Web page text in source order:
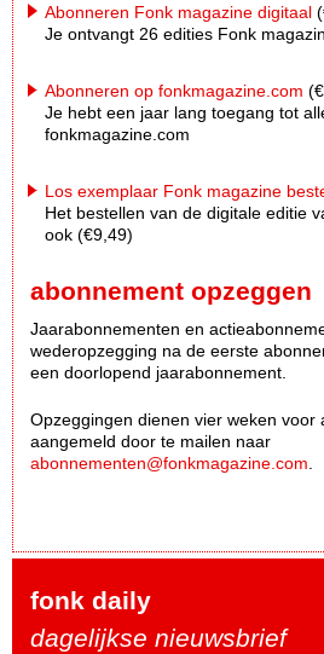
Abonneren Fonk magazine digitaal
Je ontvangt 26 edities Fonk
Abonneren op fonkmagazine.com
Je hebt een jaar lang toegang tot
fonkmagazine.com
Los exemplaar Fonk magazine
Het bestellen van de digitale editie
ook (€9,49)
abonnement opzeggen
Jaarabonnementen en
wederopzegging na de eerste
een doorlopend jaarabonnement.
Opzeggingen dienen vier weken voor
aangemeld door te mailen naar
abonnementen@fonkmagazine.com
fonk daily
dagelijkse nieuwsbrief